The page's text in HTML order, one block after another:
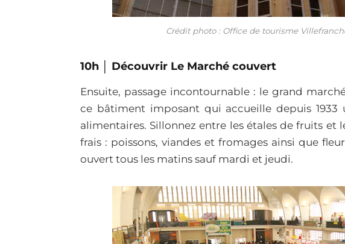
Crédit photo : Office de tourisme
10h │ Découvrir Le Marché couvert
Ensuite, passage incontournable : le grand
ce bâtiment imposant qui accueille depuis 1933
alimentaires. Sillonnez entre les étales de fruits et
frais : poissons, viandes et fromages ainsi que
ouvert tous les matins sauf mardi et jeudi.